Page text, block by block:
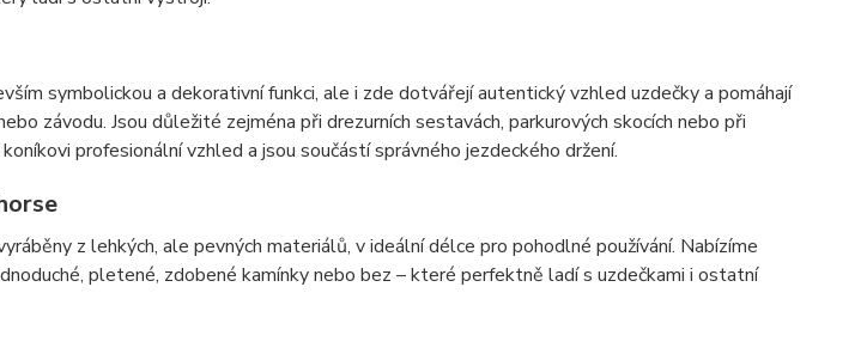
symbolickou a dekorativní funkci, ale i zde dotvářejí autentický vzhled uzdečky a pomáhají
závodu. Jsou důležité zejména při drezurních sestavách, parkurových skocích nebo při
profesionální vzhled a jsou součástí správného jezdeckého držení.
z lehkých, ale pevných materiálů, v ideální délce pro pohodlné používání. Nabízíme
pletené, zdobené kamínky nebo bez – které perfektně ladí s uzdečkami i ostatní